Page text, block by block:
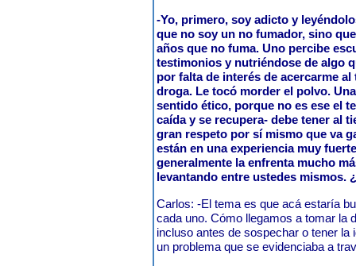
-Yo, primero, soy adicto y
que no soy un no fumador, sino
años que no fuma. Uno percibe
testimonios y nutriéndose de algo
por falta de interés de acercarme al
droga. Le tocó morder el polvo.
sentido ético, porque no es ese el
caída y se recupera- debe tener al
gran respeto por sí mismo que va
están en una experiencia muy
generalmente la enfrenta mucho
levantando entre ustedes mismos.
Carlos: -El tema es que acá estaría
cada uno. Cómo llegamos a tomar la
incluso antes de sospechar o tener la
un problema que se evidenciaba